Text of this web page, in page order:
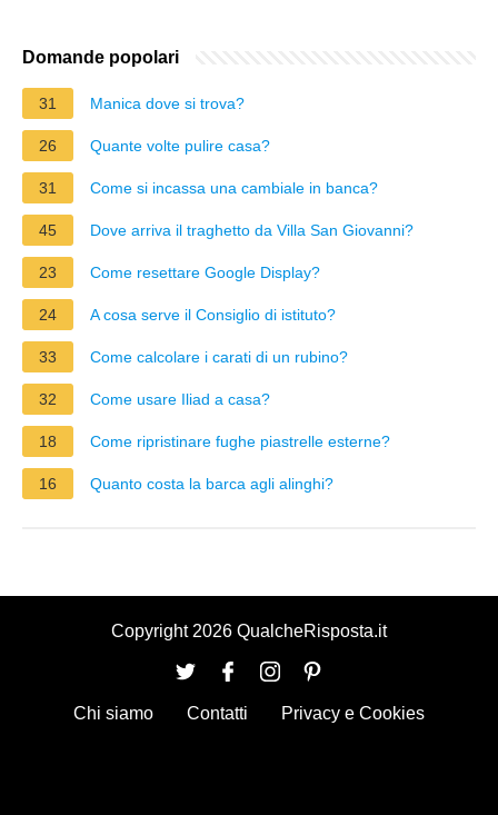
Domande popolari
31 Manica dove si trova?
26 Quante volte pulire casa?
31 Come si incassa una cambiale in banca?
45 Dove arriva il traghetto da Villa San Giovanni?
23 Come resettare Google Display?
24 A cosa serve il Consiglio di istituto?
33 Come calcolare i carati di un rubino?
32 Come usare Iliad a casa?
18 Come ripristinare fughe piastrelle esterne?
16 Quanto costa la barca agli alinghi?
Copyright 2026 QualcheRisposta.it
Chi siamo Contatti Privacy e Cookies